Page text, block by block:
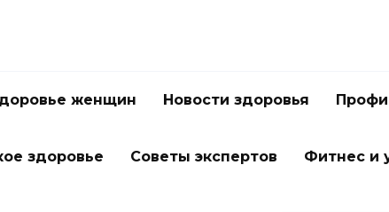
женщин Новости здоровья
здоровье Советы экспертов Фитнес и